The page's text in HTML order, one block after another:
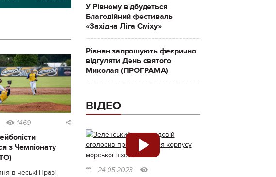
1469
з Чемпіонату
в чеські Празі
У Рівному відбудеться
Благодійний фестиваль
«Західна Ліга Сміху»
Рівнян запрошують феєрично
відгуляти День святого
Миколая (ПРОГРАМА)
ВІДЕО
24.05.2023